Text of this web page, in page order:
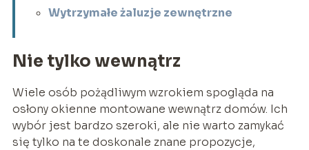
Wytrzymałe żaluzje zewnętrzne
Nie tylko wewnątrz
Wiele osób pożądliwym wzrokiem spogląda na
osłony okienne montowane wewnątrz domów. Ich
wybór jest bardzo szeroki, ale nie warto zamykać
się tylko na te doskonale znane propozycje,